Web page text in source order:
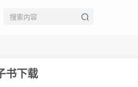
书下载